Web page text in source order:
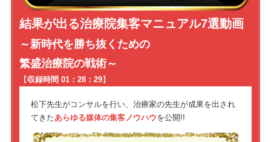
結果が出る治療院集客マニュアル7選動画
～新時代を勝ち抜くための
繁盛治療院の戦術～
【 収録時間 01：28：29】
松下先生がコンサルを行い、治療家の先生が成果を出され
てきたあらゆる媒体の集客ノウハウを公開!!